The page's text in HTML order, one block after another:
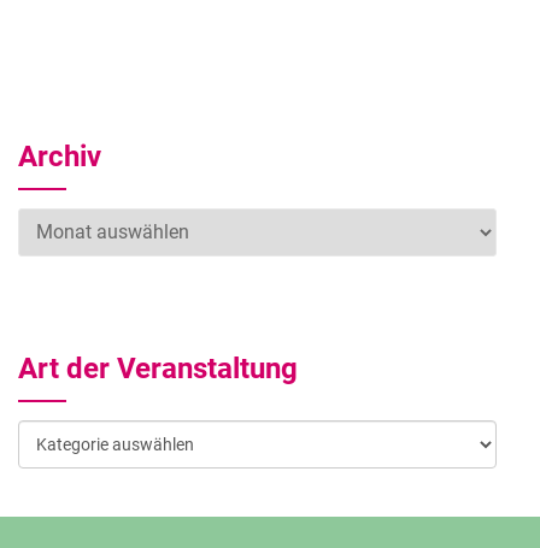
Archiv
Archiv
Art der Veranstaltung
Art
der
Veranstaltung